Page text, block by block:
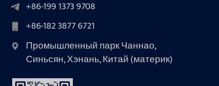
+86-199 1373 9708
+86-182 3877 6721
Промышленный парк Чаннао,
Синьсян, Хэнань, Китай (материк)